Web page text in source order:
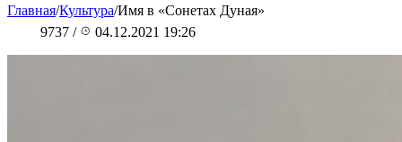
Главная/Культура/Имя в «Сонетах Дуная»
9737 / 04.12.2021 19:26